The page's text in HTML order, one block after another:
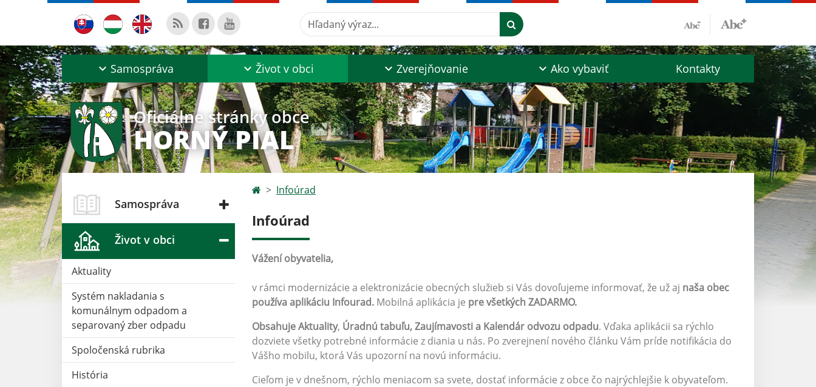
Hľadaný výraz...
Samospráva Život v obci Zverejňovanie Ako vybaviť Kontakty
Oficiálne stránky obce
HORNÝ PIAL
Samospráva
Život v obci
Aktuality
Systém nakladania s
komunálnym odpadom a
separovaný zber odpadu
Spoločenská rubrika
História
Infoúrad
Infoúrad
Vážení obyvatelia,
v rámci modernizácie a elektronizácie obecných služieb si Vás dovoľujeme informovať, že už aj naša obec
používa aplikáciu Infourad. Mobilná aplikácia je pre všetkých ZADARMO.
Obsahuje Aktuality, Úradnú tabuľu, Zaujímavosti a Kalendár odvozu odpadu. Vďaka aplikácii sa rýchlo
dozviete všetky potrebné informácie z diania u nás. Po zverejnení nového článku Vám príde notifikácia do
Vášho mobilu, ktorá Vás upozorní na novú informáciu.
Cieľom je v dnešnom, rýchlo meniacom sa svete, dostať informácie z obce čo najrýchlejšie k obyvateľom.